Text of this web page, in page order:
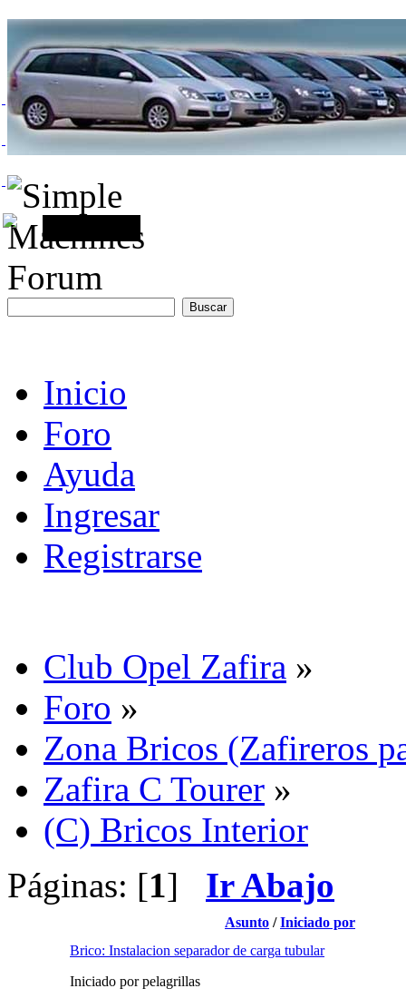
Inicio
Foro
Ayuda
Ingresar
Registrarse
Club Opel Zafira »
Foro »
Zona Bricos (Zafireros
Zafira C Tourer »
(C) Bricos Interior
Páginas: [1] Ir Abajo
Asunto /Iniciado por
Brico: Instalacion separador de carga tubular
Iniciado por pelagrillas